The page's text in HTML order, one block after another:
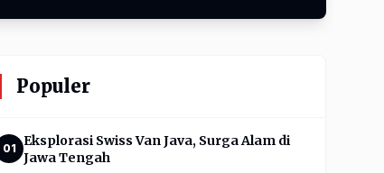
Populer
01 Eksplorasi Swiss Van Java, Surga Alam di
Jawa Tengah